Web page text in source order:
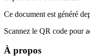
Ce document est généré
Scannez le QR code pour
À propos